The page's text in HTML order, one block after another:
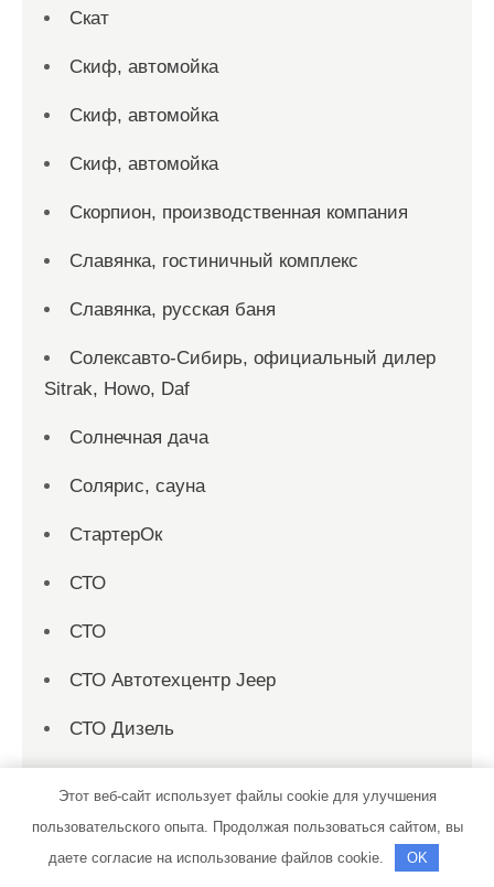
Скат
Скиф, автомойка
Скиф, автомойка
Скиф, автомойка
Скорпион, производственная компания
Славянка, гостиничный комплекс
Славянка, русская баня
Солексавто-Сибирь, официальный дилер
Sitrak, Howo, Daf
Солнечная дача
Солярис, сауна
СтартерОк
СТО
СТО
СТО Автотехцентр Jeep
СТО Дизель
Строй Двор, производственно-складская
база
Этот веб-сайт использует файлы cookie для улучшения
пользовательского опыта. Продолжая пользоваться сайтом, вы
даете согласие на использование файлов cookie.
OK